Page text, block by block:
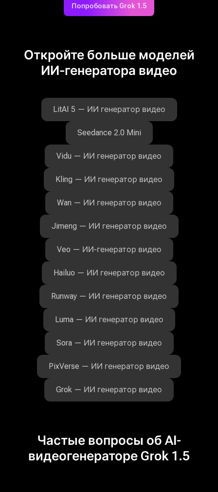
Попробовать Grok 1.5
Откройте больше моделей
ИИ‑генератора видео
LitAI 5 — ИИ генератор видео
Seedance 2.0 Mini
Vidu — ИИ генератор видео
Kling — ИИ генератор видео
Wan — ИИ генератор видео
Jimeng — ИИ генератор видео
Veo — ИИ‑генератор видео
Hailuo — ИИ генератор видео
Runway — ИИ генератор видео
Luma — ИИ генератор видео
Sora — ИИ генератор видео
PixVerse — ИИ генератор видео
Grok — ИИ генератор видео
Частые вопросы об AI-
видеогенераторе Grok 1.5